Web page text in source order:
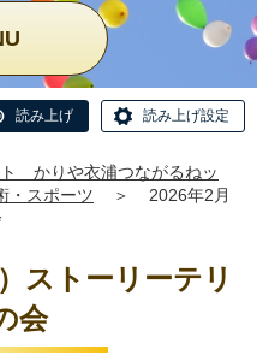
読み上げ 読み上げ設定
かりや衣浦つながるねッ
・スポーツ ＞
2026年2月
ストーリーテリ
会